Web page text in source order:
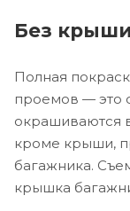
Без
Полная
проемов — это
окрашиваются
кроме крыши,
багажника.
крышка